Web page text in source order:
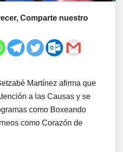
Comparte nuestro
Martínez afirma que
a las Causas y se
como Boxeando
como Corazón de